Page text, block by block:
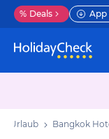
% Deals App
Urlaub Bangkok